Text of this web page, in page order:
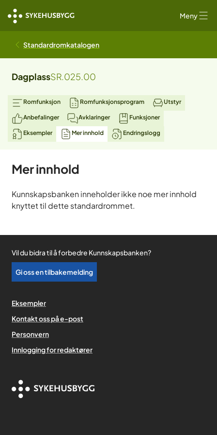
Meny
Standardromkatalogen
DagplassSR.025.00
Romfunksjon Romfunksjonsprogram Utstyr
Anbefalinger Avklaringer Funksjoner
Eksempler Mer innhold Endringslogg
Mer innhold
Kunnskapsbanken inneholder ikke noe mer innhold
knyttet til dette standardrommet.
Vil du bidra til å forbedre Kunnskapsbanken?
Gi oss en tilbakemelding
Eksempler
Kontakt oss på e-post
Personvern
Innlogging for redaktører